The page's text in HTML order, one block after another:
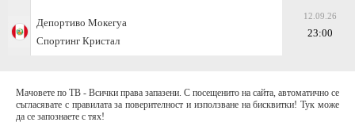
Депортиво Мокегуа
Спортинг Кристал
12.09.26
23:00
Мачовете по ТВ - Всички права запазени. С посещенито на сайта, автоматично се
съгласявате с правилата за поверителност и използване на бисквитки! Тук може
да се запознаете с тях!